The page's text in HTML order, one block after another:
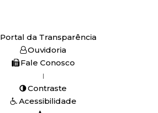
Portal da Transparência
Ouvidoria
Fale Conosco
|
Contraste
Acessibilidade